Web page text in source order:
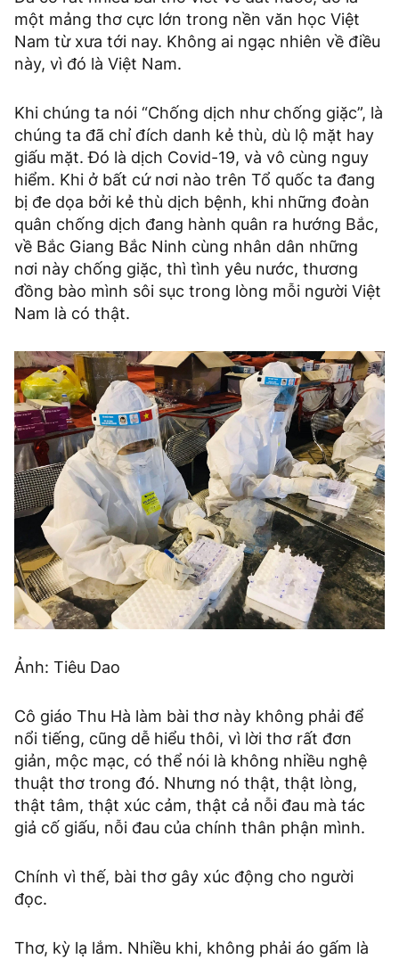
một mảng thơ cực lớn trong nền văn học Việt
Nam từ xưa tới nay. Không ai ngạc nhiên về điều
này, vì đó là Việt Nam.
Khi chúng ta nói “Chống dịch như chống giặc”, là
chúng ta đã chỉ đích danh kẻ thù, dù lộ mặt hay
giấu mặt. Đó là dịch Covid-19, và vô cùng nguy
hiểm. Khi ở bất cứ nơi nào trên Tổ quốc ta đang
bị đe dọa bởi kẻ thù dịch bệnh, khi những đoàn
quân chống dịch đang hành quân ra hướng Bắc,
về Bắc Giang Bắc Ninh cùng nhân dân những
nơi này chống giặc, thì tình yêu nước, thương
đồng bào mình sôi sục trong lòng mỗi người Việt
Nam là có thật.
Ảnh: Tiêu Dao
Cô giáo Thu Hà làm bài thơ này không phải để
nổi tiếng, cũng dễ hiểu thôi, vì lời thơ rất đơn
giản, mộc mạc, có thể nói là không nhiều nghệ
thuật thơ trong đó. Nhưng nó thật, thật lòng,
thật tâm, thật xúc cảm, thật cả nỗi đau mà tác
giả cố giấu, nỗi đau của chính thân phận mình.
Chính vì thế, bài thơ gây xúc động cho người
đọc.
Thơ, kỳ lạ lắm. Nhiều khi, không phải áo gấm là